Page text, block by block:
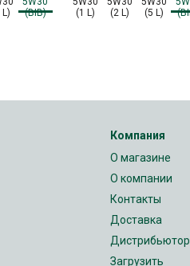
Компания
О магазине
О компании
Контакты
Доставка
Дистрибьютор
Загрузить